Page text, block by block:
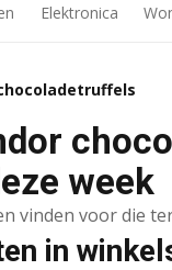
Elektronica
week
vinden voor die
in